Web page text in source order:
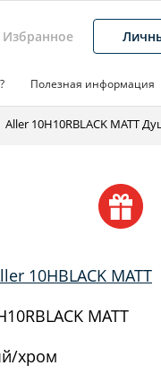
Избранное
Полезная информация
Aller 10H10RBLACK MATT
10HBLACK MATT
MATT
хром